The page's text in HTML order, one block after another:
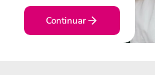
Continuar